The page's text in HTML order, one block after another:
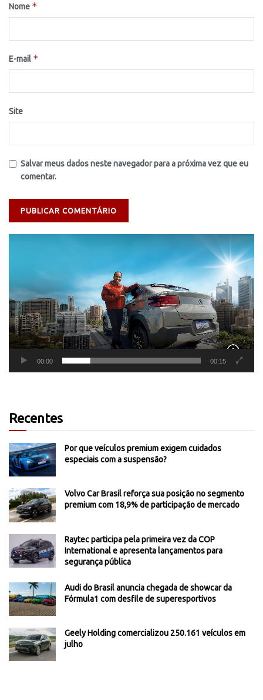
Nome *
E-mail *
Site
Salvar meus dados neste navegador para a próxima vez que eu
comentar.
00:00 00:15
Recentes
Por que veículos premium exigem cuidados
especiais com a suspensão?
Volvo Car Brasil reforça sua posição no segmento
premium com 18,9% de participação de mercado
Raytec participa pela primeira vez da COP
International e apresenta lançamentos para
segurança pública
Audi do Brasil anuncia chegada de showcar da
Fórmula1 com desfile de superesportivos
Geely Holding comercializou 250.161 veículos em
julho